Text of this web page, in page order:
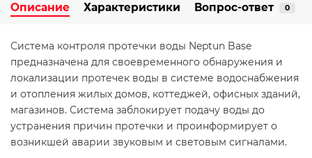
Описание Характеристики Вопрос-ответ 0
Система контроля протечки воды Neptun Base
предназначена для своевременного обнаружения и
локализации протечек воды в системе водоснабжения
и отопления жилых домов, коттеджей, офисных зданий,
магазинов. Система заблокирует подачу воды до
устранения причин протечки и проинформирует о
возникшей аварии звуковым и световым сигналами.